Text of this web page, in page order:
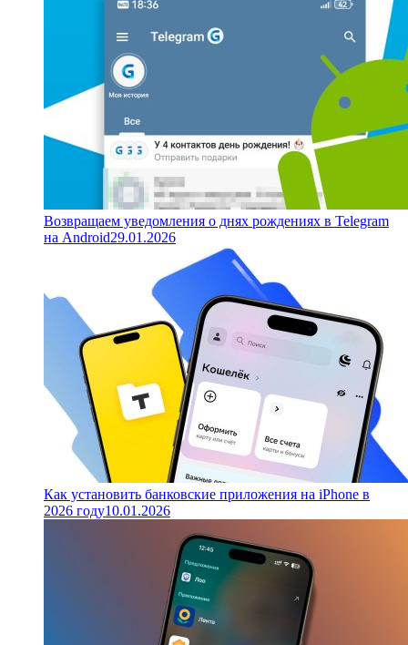
Возвращаем уведомления о днях рождениях в Telegram
на Android29.01.2026
Как установить банковские приложения на iPhone в
2026 году10.01.2026